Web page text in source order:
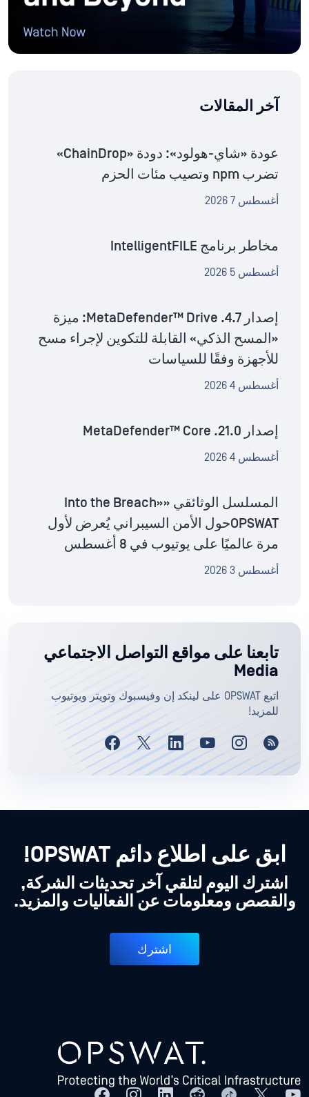
آخر المقالات
عودة «شاي-هولود»: دودة «ChainDrop»
تضرب npm وتصيب مئات الحزم
أغسطس 7 2026
مخاطر برنامج IntelligentFILE
أغسطس 5 2026
إصدار MetaDefender™ Drive .4.7: ميزة
«المسح الذكي» القابلة للتكوين لإجراء مسح
للأجهزة وفقًا للسياسات
أغسطس 4 2026
إصدار MetaDefender™ Core .21.0
أغسطس 4 2026
المسلسل الوثائقي «Into the Breach»
OPSWATحول الأمن السيبراني يُعرض لأول
مرة عالميًا على يوتيوب في 8 أغسطس
أغسطس 3 2026
تابعنا على مواقع التواصل الاجتماعي
Media
اتبع OPSWAT على لينكد إن وفيسبوك وتويتر ويوتيوب
للمزيد!
ابق على اطلاع دائم OPSWAT!
اشترك اليوم لتلقي آخر تحديثات الشركة,
والقصص ومعلومات عن الفعاليات والمزيد.
اشترك